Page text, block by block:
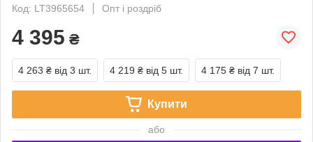
Код: LT3965654
Опт і роздріб
4 395 ₴
4 263 ₴ від 3 шт. 4 219 ₴ від 5 шт. 4 175 ₴ від 7 шт.
Купити
або